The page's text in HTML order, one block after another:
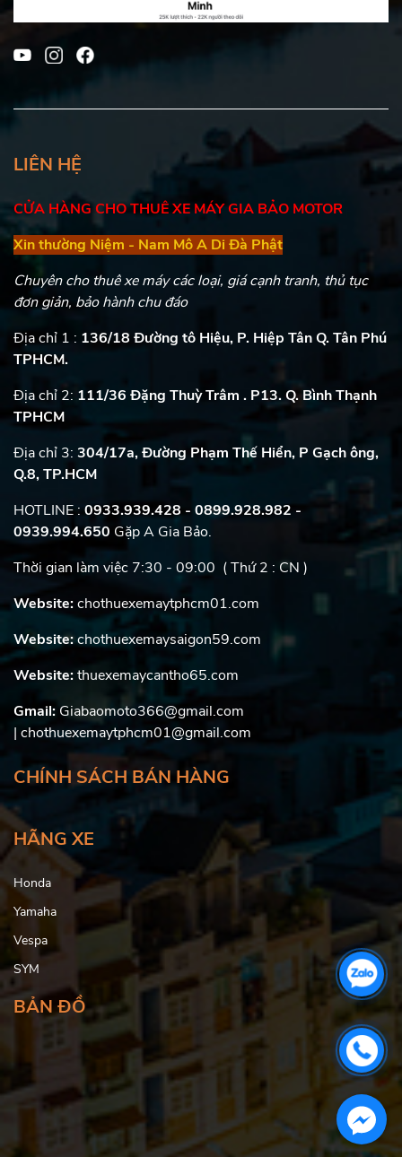
LIÊN HỆ
CỬA HÀNG CHO THUÊ XE MÁY GIA BẢO MOTOR
Xin thường Niệm - Nam Mô A Di Đà Phật
Chuyên cho thuê xe máy các loại, giá cạnh tranh, thủ tục
đơn giản, bảo hành chu đáo
Địa chỉ 1 : 136/18 Đường tô Hiệu, P. Hiệp Tân Q. Tân Phú
TPHCM.
Địa chỉ 2: 111/36 Đặng Thuỳ Trâm . P13. Q. Bình Thạnh
TPHCM
Địa chỉ 3: 304/17a, Đường Phạm Thế Hiển, P Gạch ông,
Q.8, TP.HCM
HOTLINE : 0933.939.428 - 0899.928.982 -
0939.994.650 Gặp A Gia Bảo.
Thời gian làm việc 7:30 - 09:00 ( Thứ 2 : CN )
Website:chothuexemaytphcm01.com
Website:chothuexemaysaigon59.com
Website:thuexemaycantho65.com
Gmail: Giabaomoto366@gmail.com
| chothuexemaytphcm01@gmail.com
CHÍNH SÁCH BÁN HÀNG
HÃNG XE
Honda
Yamaha
Vespa
SYM
BẢN ĐỒ